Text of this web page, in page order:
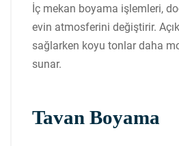
İç mekan boyama işlemleri,
evin atmosferini değiştirir.
sağlarken koyu tonlar daha
sunar.
Tavan Boyama